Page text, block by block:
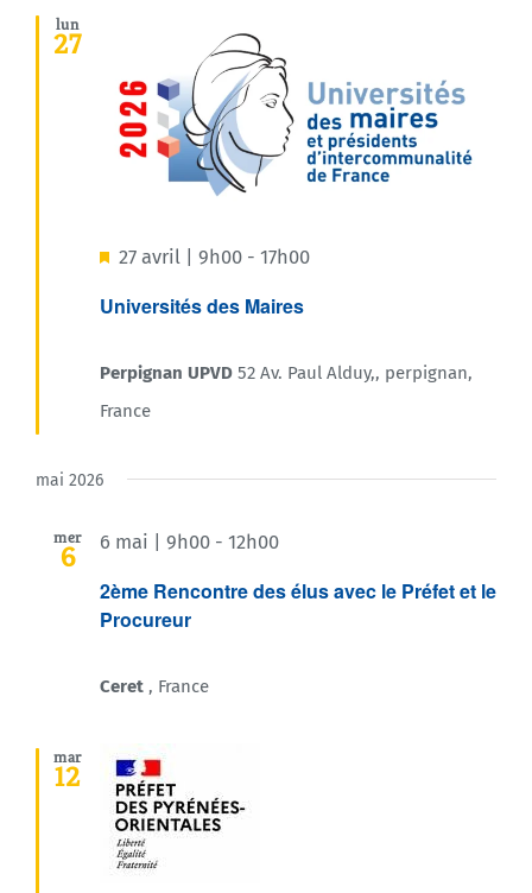
lun
27
Universités des Maires
Mis
en
27 avril | 9h00 - 17h00
Perpignan UPVD 52 Av. Paul Alduy,, perpignan,
France
mai 2026
mer
6
2ème Rencontre des élus avec le Préfet et le
Procureur
6 mai | 9h00 - 12h00
Ceret , France
mar
12